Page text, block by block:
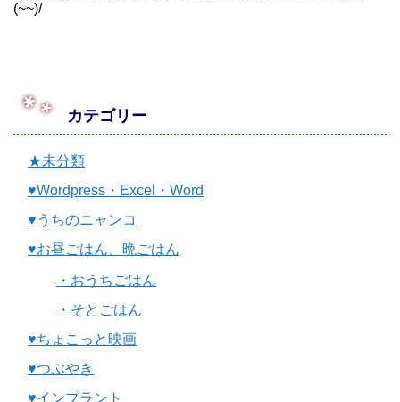
(~~)/
カテゴリー
★未分類
♥Wordpress・Excel・Word
♥うちのニャンコ
♥お昼ごはん、晩ごはん
・おうちごはん
・そとごはん
♥ちょこっと映画
♥つぶやき
♥インプラント